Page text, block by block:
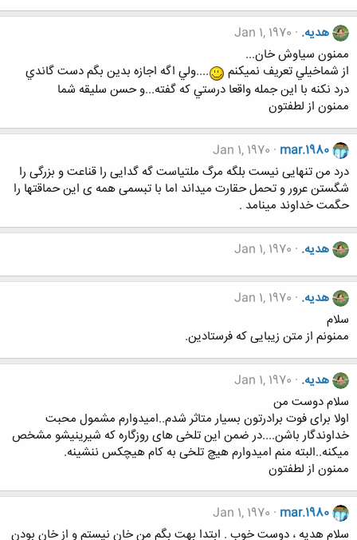
هدیه. Jan 1, 1970
ممنون سياوش خان...
از شماخيلي تعريف نميكنم
....ولي اگه اجازه بدين بگم دست گاندي
درد نكنه با اين جمله واقعا درستي كه گفته...و حسن سليقه شما
ممنون از لطفتون
mar.1980
Jan 1, 1970
درد من تنهایی نیست بلگه مرگ ملتیاست گه گدایی را قناعت و بزرگی را
شگستن عرور و تحمل حقارت میداند اما با تبسمی همه ی این حماقتها را
حگمت خداوند مینامد .
هدیه. Jan 1, 1970
هدیه. Jan 1, 1970
سلام
ممنونم از متن زیبایی که فرستادین.
هدیه. Jan 1, 1970
سلام دوست من
اولا برای فوت برادرتون بسیار متاثر شدم..امیدوارم مشمول محبت
خداوندگار باشن....در ضمن این تلخی های روزگاره که شیرینیشو مشخص
میکنه..البته منم امیدوارم هیچ تلخی به کام هیچکس ننشینه.
ممنون از لطفتون
mar.1980
Jan 1, 1970
سلام هدیه ، دوست خوب . ابتدا بهت بگم من خان نیستم و از خان بودن